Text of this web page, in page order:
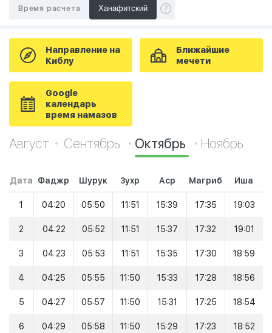
Время расчета
Направление на
Киблу
Ближайшие
мечети
Google
календарь
время намазов
Август Сентябрь Октябрь Ноябрь
Дата Фаджр Шурук Зухр Аср Магриб Иша
1 04:20 05:50 11:51 15:39 17:35 19:03
2 04:22 05:52 11:51 15:37 17:32 19:01
3 04:23 05:53 11:51 15:35 17:30 18:59
4 04:25 05:55 11:50 15:33 17:28 18:56
5 04:27 05:57 11:50 15:31 17:25 18:54
6 04:29 05:58 11:50 15:29 17:23 18:52